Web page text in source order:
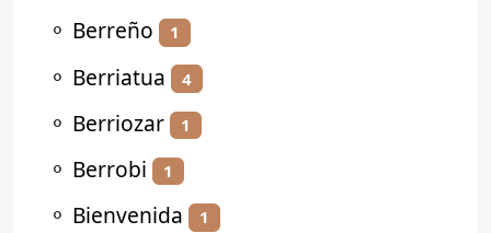
⚬ Berreño 1
⚬ Berriatua 4
⚬ Berriozar 1
⚬ Berrobi 1
⚬ Bienvenida 1